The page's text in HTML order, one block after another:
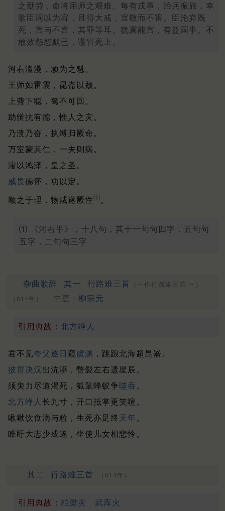
之勤劳，命将用师之艰难。每有戎事，治兵振旅，幸
歌臣词以为容，且得大戒，宜敬而不害。臣沦弃既
死，言与不言，其罪等耳。犹冀能言，有益国事。不
敢效怨怼默已，谨冒死上。
河右澶漫，顽为之魁。
王师如雷震，昆崙以颓。
上聋下聪，骜不可回。
助雠抗有德，惟人之灾。
乃溃乃奋，执缚归厥命。
万室蒙其仁，一夫则病。
濡以鸿泽，皇之圣。
威畏德怀，功以定。
顺之于理，物咸遂厥性⑴。
⑴ 《河右平》，十八句，其十一句句四字，五句句
五字，二句句三字
杂曲歌辞 其一 行路难三首
（一作行路难三首 一）
（814年）
中唐 · 柳宗元
引用典故： 北方竫人
君不见夸父逐日 窥 虞渊
，跳踉北海超昆崙。
披霄决汉 出沆漭，瞥裂左右遗星辰。
须臾力尽道渴死，狐鼠蜂蚁争 噬吞 。
北方竫人 长九寸，开口抵掌更笑喧。
啾啾饮食滴与粒，生死亦足终天年 。
睢盱大志少成遂，坐使儿女相悲怜。
其二 行路难三首 （814年）
引用典故： 柏梁灾 武库火